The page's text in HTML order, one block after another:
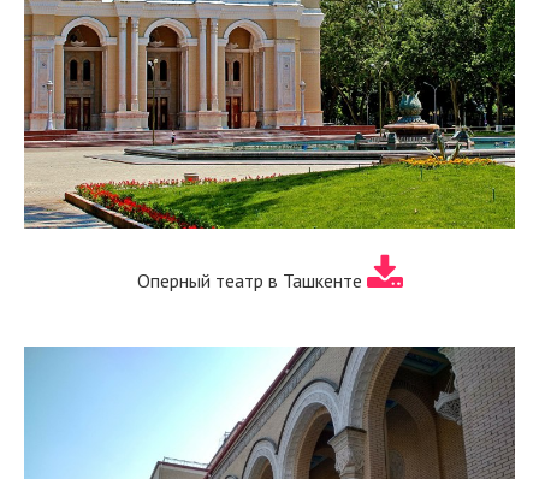
Оперный театр в Ташкенте